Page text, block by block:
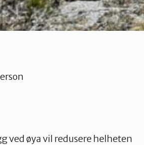
ved øya vil redusere helheten